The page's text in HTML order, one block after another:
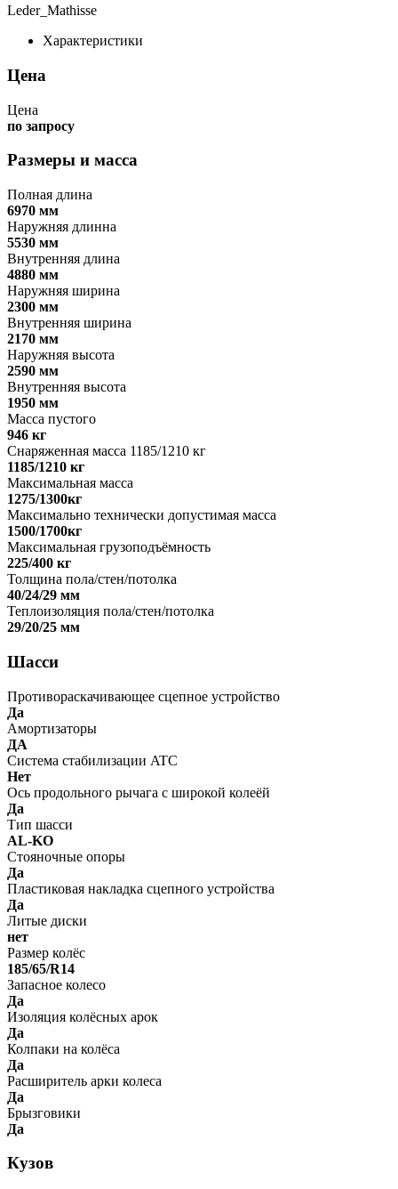
Leder_Mathisse
Характеристики
Цена
Цена
по запросу
Размеры и масса
Полная длина
6970 мм
Наружняя длинна
5530 мм
Внутренняя длина
4880 мм
Наружняя ширина
2300 мм
Внутренняя ширина
2170 мм
Наружняя высота
2590 мм
Внутренняя высота
1950 мм
Масса пустого
946 кг
Снаряженная масса 1185/1210 кг
1185/1210 кг
Максимальная масса
1275/1300кг
Максимально технически допустимая масса
1500/1700кг
Максимальная грузоподъёмность
225/400 кг
Толщина пола/стен/потолка
40/24/29 мм
Теплоизоляция пола/стен/потолка
29/20/25 мм
Шасси
Противораскачивающее сцепное устройство
Да
Амортизаторы
ДА
Система стабилизации ATC
Нет
Ось продольного рычага с широкой колеёй
Да
Тип шасси
AL-KO
Стояночные опоры
Да
Пластиковая накладка сцепного устройства
Да
Литые диски
нет
Размер колёс
185/65/R14
Запасное колесо
Да
Изоляция колёсных арок
Да
Колпаки на колёса
Да
Расширитель арки колеса
Да
Брызговики
Да
Кузов